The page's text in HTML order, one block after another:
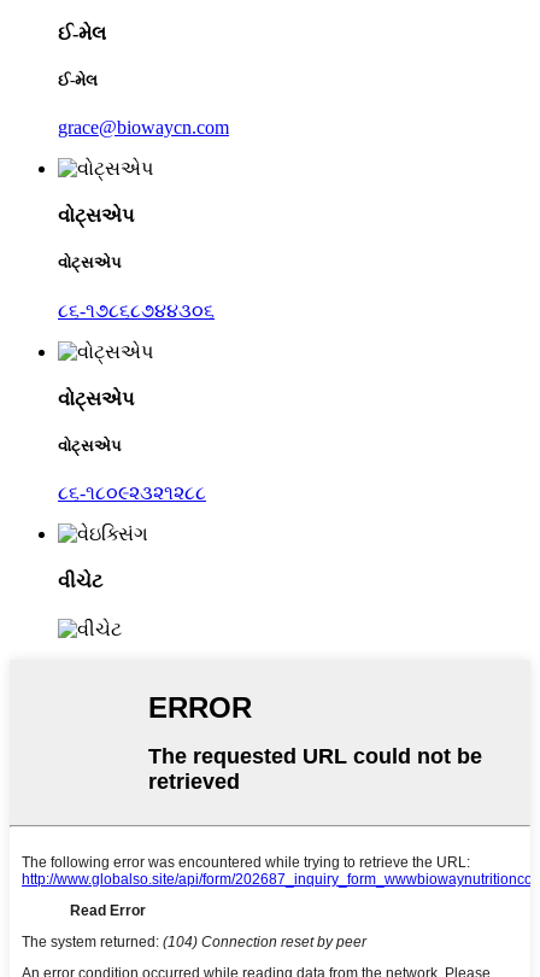
ઈ-મેલ
ઈ-મેલ
grace@biowaycn.com
વોટ્સએપ
વોટ્સએપ
૮૬-૧૭૮૬૮૭૪૪૩૦૬
વોટ્સએપ
વોટ્સએપ
૮૬-૧૮૦૯૨૩૨૧૨૮૮
વીચેટ